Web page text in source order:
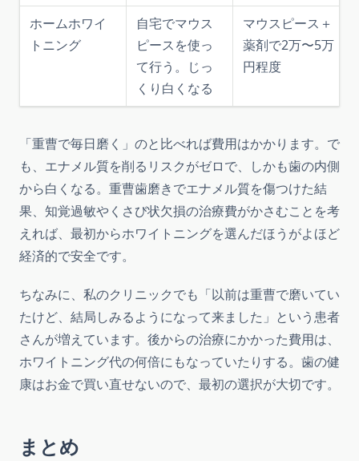
ホームホワイ
トニング
自宅でマウス
ピースを使っ
て行う。じっ
くり白くなる
マウスピース＋
薬剤で2万〜5万
円程度
「重曹で毎日磨く」のと比べれば費用はかかります。で
も、エナメル質を削るリスクがゼロで、しかも歯の内側
から白くなる。重曹歯磨きでエナメル質を傷つけた結
果、知覚過敏やくさび状欠損の治療費がかさむことを考
えれば、最初からホワイトニングを選んだほうがよほど
経済的で安全です。
ちなみに、私のクリニックでも「以前は重曹で磨いてい
たけど、結局しみるようになって来ました」という患者
さんが増えています。後からの治療にかかった費用は、
ホワイトニング代の何倍にもなっていたりする。歯の健
康はお金で買い直せないので、最初の選択が大切です。
まとめ